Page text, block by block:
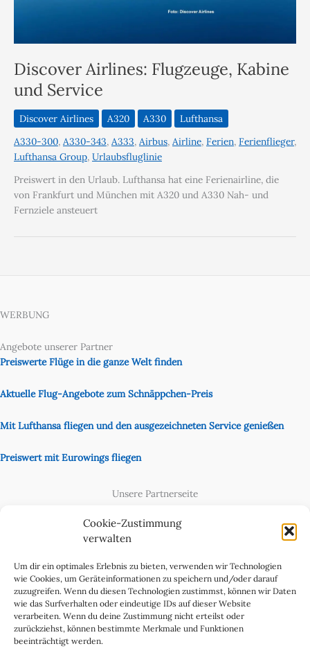
Cookie-Zustimmung
verwalten
Um dir ein optimales Erlebnis zu bieten, verwenden wir Technologien
wie Cookies, um Geräteinformationen zu speichern und/oder darauf
zuzugreifen. Wenn du diesen Technologien zustimmst, können wir Daten
wie das Surfverhalten oder eindeutige IDs auf dieser Website
verarbeiten. Wenn du deine Zustimmung nicht erteilst oder
zurückziehst, können bestimmte Merkmale und Funktionen
beeinträchtigt werden.
Discover Airlines: Flugzeuge, Kabine
und Service
Discover Airlines A320 A330
Lufthansa
A330-300, A330-343, A333, Airbus, Airline, Ferien, Ferienflieger,
Lufthansa Group, Urlaubsfluglinie
Preiswert in den Urlaub. Lufthansa hat eine Ferienairline, die
von Frankfurt und München mit A320 und A330 Nah- und
Fernziele ansteuert
WERBUNG
Angebote unserer Partner
Preiswerte Flüge in die ganze Welt finden
Aktuelle Flug-Angebote zum Schnäppchen-Preis
Mit Lufthansa fliegen und den ausgezeichneten Service genießen
Preiswert mit Eurowings fliegen
Unsere Partnerseite